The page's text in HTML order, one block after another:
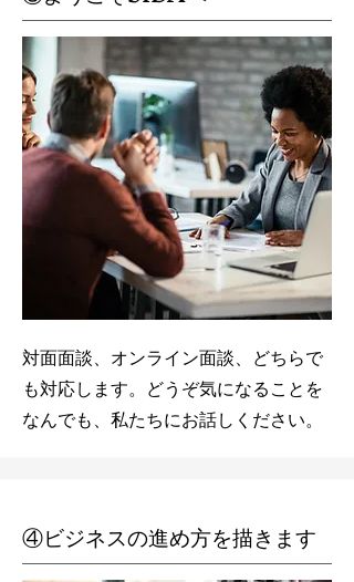
対面面談、オンライン面談、どちらで
も対応します。どうぞ気になることを
なんでも、私たちにお話しください。
④​ビジネスの進め方を描きます